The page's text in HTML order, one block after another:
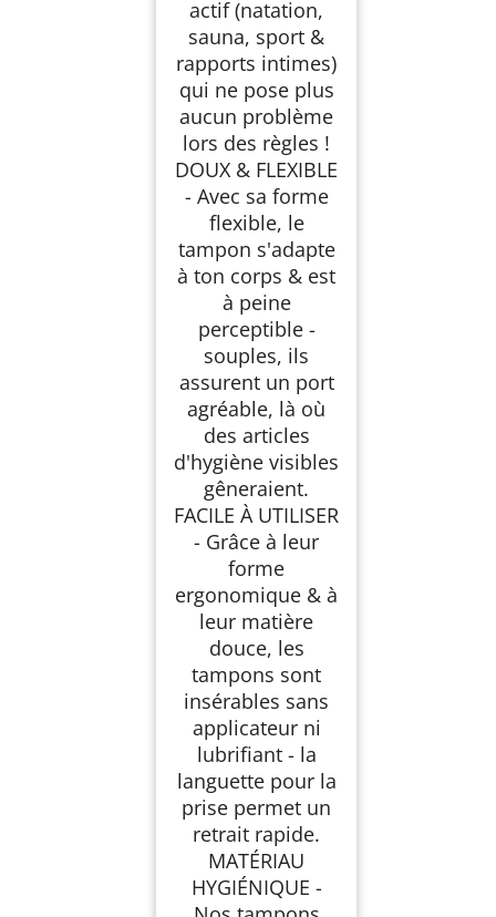
actif (natation,
sauna, sport &
rapports intimes)
qui ne pose plus
aucun problème
lors des règles !
DOUX & FLEXIBLE
- Avec sa forme
flexible, le
tampon s'adapte
à ton corps & est
à peine
perceptible -
souples, ils
assurent un port
agréable, là où
des articles
d'hygiène visibles
gêneraient.
FACILE À UTILISER
- Grâce à leur
forme
ergonomique & à
leur matière
douce, les
tampons sont
insérables sans
applicateur ni
lubrifiant - la
languette pour la
prise permet un
retrait rapide.
MATÉRIAU
HYGIÉNIQUE -